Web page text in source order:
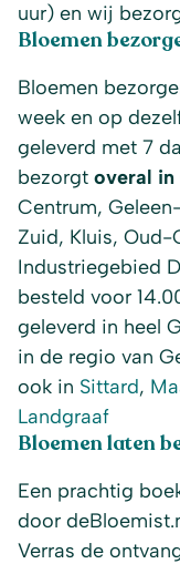
uur) en wij
Bloemen
Bloemen
week en op
geleverd met 7
bezorgt overal in
Centrum,
Zuid, Kluis, Oud-
Industriegebied
besteld voor
geleverd in heel
in de regio van
ook in Sittard,
Landgraaf
Bloemen laten
Een prachtig
door
Verras de